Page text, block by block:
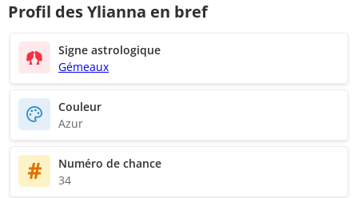
Profil des Ylianna en bref
Signe astrologique
Gémeaux
Couleur
Azur
Numéro de chance
34